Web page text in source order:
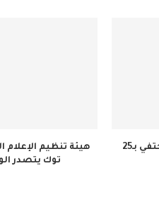
هيئة تنظيم
توك يتصدر
“جائزة الإعلام العربي» تحتفي بـ25